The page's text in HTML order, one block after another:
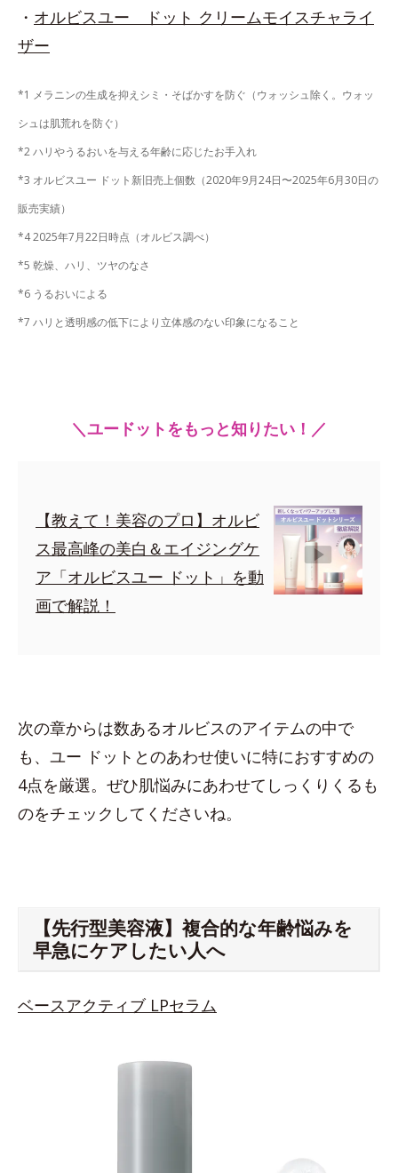
・ オルビスユー ドット クリームモイスチャライ
ザー
*1 メラニンの生成を抑えシミ・そばかすを防ぐ（ウォッシュ除く。ウォッ
シュは肌荒れを防ぐ）
*2 ハリやうるおいを与える年齢に応じたお手入れ
*3 オルビスユー ドット新旧売上個数（2020年9月24日〜2025年6月30日の
販売実績）
*4 2025年7月22日時点（オルビス調べ）
*5 乾燥、ハリ、ツヤのなさ
*6 うるおいによる
*7 ハリと透明感の低下により立体感のない印象になること
＼ユードットをもっと知りたい！／
【教えて！美容のプロ】オルビ
ス最高峰の美白＆エイジングケ
ア「オルビスユー ドット」を動
画で解説！
次の章からは数あるオルビスのアイテムの中で
も、ユー ドットとのあわせ使いに特におすすめの
4点を厳選。ぜひ肌悩みにあわせてしっくりくるも
のをチェックしてくださいね。
【先行型美容液】複合的な年齢悩みを
早急にケアしたい人へ
ベースアクティブ LPセラム